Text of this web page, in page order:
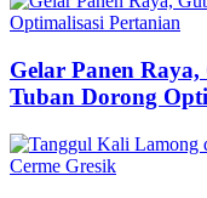
Gelar Panen
Tuban Dorong